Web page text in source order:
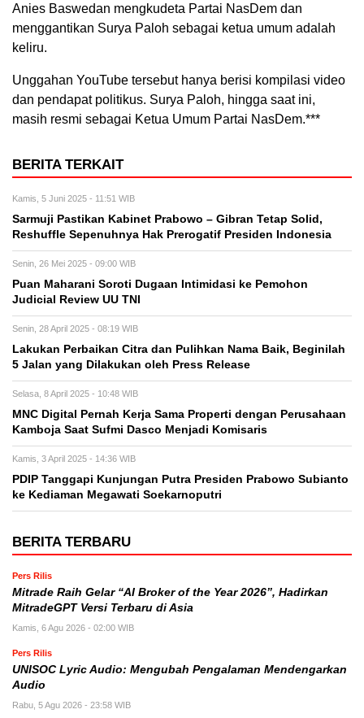
Anies Baswedan mengkudeta Partai NasDem dan
menggantikan Surya Paloh sebagai ketua umum adalah
keliru.
Unggahan YouTube tersebut hanya berisi kompilasi video
dan pendapat politikus. Surya Paloh, hingga saat ini,
masih resmi sebagai Ketua Umum Partai NasDem.***
BERITA TERKAIT
Kamis, 5 Juni 2025 - 11:51 WIB
Sarmuji Pastikan Kabinet Prabowo – Gibran Tetap Solid,
Reshuffle Sepenuhnya Hak Prerogatif Presiden Indonesia
Senin, 26 Mei 2025 - 09:00 WIB
Puan Maharani Soroti Dugaan Intimidasi ke Pemohon
Judicial Review UU TNI
Senin, 28 April 2025 - 08:19 WIB
Lakukan Perbaikan Citra dan Pulihkan Nama Baik, Beginilah
5 Jalan yang Dilakukan oleh Press Release
Selasa, 8 April 2025 - 10:48 WIB
MNC Digital Pernah Kerja Sama Properti dengan Perusahaan
Kamboja Saat Sufmi Dasco Menjadi Komisaris
Kamis, 3 April 2025 - 14:36 WIB
PDIP Tanggapi Kunjungan Putra Presiden Prabowo Subianto
ke Kediaman Megawati Soekarnoputri
BERITA TERBARU
Pers Rilis
Mitrade Raih Gelar “AI Broker of the Year 2026”, Hadirkan
MitradeGPT Versi Terbaru di Asia
Kamis, 6 Agu 2026 - 02:00 WIB
Pers Rilis
UNISOC Lyric Audio: Mengubah Pengalaman Mendengarkan
Audio
Rabu, 5 Agu 2026 - 23:58 WIB